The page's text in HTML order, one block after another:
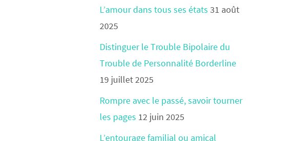
L’amour dans tous ses états 31 août
2025
Distinguer le Trouble Bipolaire du
Trouble de Personnalité Borderline
19 juillet 2025
Rompre avec le passé, savoir tourner
les pages 12 juin 2025
L’entourage familial ou amical